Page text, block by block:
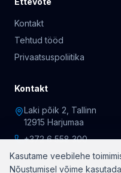
Kasutame veebilehe
Nõustumisel võime
Kontakt
Tehtud tööd
Privaatsuspoliitika
Kontakt
Laki põik 2, Tallinn
12915 Harjumaa
+372 6 558 300